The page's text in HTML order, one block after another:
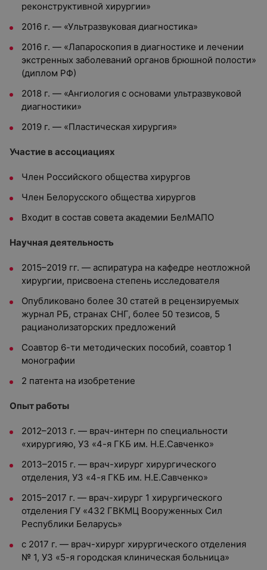
реконструктивной хирургии»
2016 г. — «Ультразвуковая диагностика»
2016 г. — «Лапароскопия в диагностике и лечении
экстренных заболеваний органов брюшной полости»
(диплом РФ)
2018 г. — «Ангиология с основами ультразвуковой
диагностики»
2019 г. — «Пластическая хирургия»
Участие в ассоциациях
Член Российского общества хирургов
Член Белорусского общества хирургов
Входит в состав совета академии БелМАПО
Научная деятельность
2015–2019 гг. — аспиратура на кафедре неотложной
хирургии, присвоена степень исследователя
Опубликовано более 30 статей в рецензируемых
журнал РБ, странах СНГ, более 50 тезисов, 5
рацианолизаторских предложений
Соавтор 6-ти методических пособий, соавтор 1
монографии
2 патента на изобретение
Опыт работы
2012–2013 г. — врач-интерн по специальности
«хирургияю, УЗ «4-я ГКБ им. Н.Е.Савченко»
2013–2015 г. — врач-хирург хирургического
отделения, УЗ «4-я ГКБ им. Н.Е.Савченко»
2015–2017 г. — врач-хирург 1 хирургического
отделения ГУ «432 ГВКМЦ Вооруженных Сил
Республики Беларусь»
с 2017 г. — врач-хирург хирургического отделения
№ 1, УЗ «5-я городская клиническая больница»